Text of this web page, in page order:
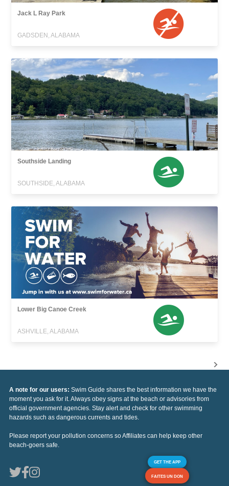
Jack L Ray Park
GADSDEN, ALABAMA
Southside Landing
SOUTHSIDE, ALABAMA
Lower Big Canoe Creek
ASHVILLE, ALABAMA
A note for our users: Swim Guide shares the best information we have the
moment you ask for it. Always obey signs at the beach or advisories from
official government agencies. Stay alert and check for other swimming
hazards such as dangerous currents and tides.
Please report your pollution concerns so Affiliates can help keep other
beach-goers safe.
GET THE APP
FAITES UN DON